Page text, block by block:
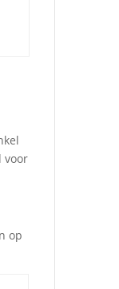
voor
op